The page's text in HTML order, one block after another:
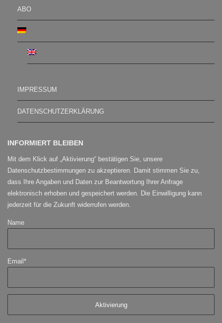
ABO
IMPRESSUM
DATENSCHUTZERKLÄRUNG
INFORMIERT BLEIBEN
Mit dem Klick auf „Aktivierung“ bestätigen Sie, unsere
Datenschutzbestimmungen zu akzeptieren. Damit stimmen Sie zu,
dass Ihre Angaben und Daten zur Beantwortung Ihrer Anfrage
elektronisch erhoben und gespeichert werden. Die Einwilligung kann
jederzeit für die Zukunft widerrufen werden.
Name
Email*